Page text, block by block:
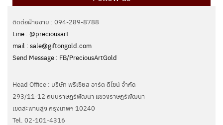
ติดต่อฝ่ายขาย : 094-289-8788
Line : @preciousart
mail : sale@giftongold.com
Send Message : FB/PreciousArtGold
Head Office : บริษัท พรีเชียส อาร์ต ดีไซน์ จำกัด
293/11-12 ถนนราษฎร์พัฒนา แขวงราษฎร์พัฒนา
เขตสะพานสูง กรุงเทพฯ 10240
Tel. 02-101-4316